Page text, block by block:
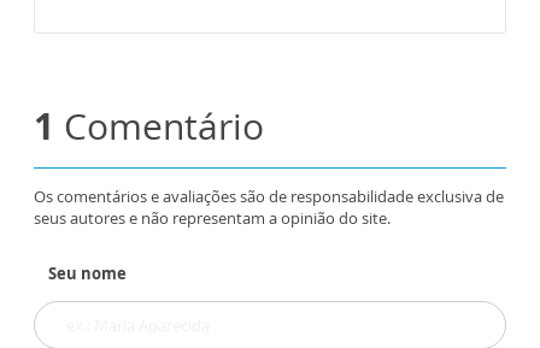
1 Comentário
Os comentários e avaliações são de responsabilidade exclusiva de
seus autores e não representam a opinião do site.
Seu nome